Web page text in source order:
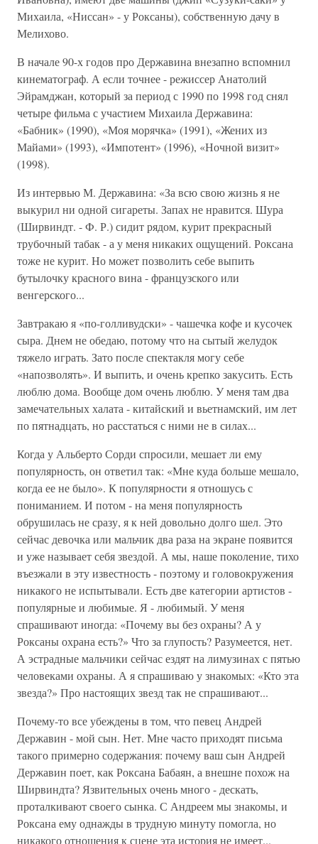
Михаила, «Ниссан» - у Роксаны), собственную дачу в
Мелихово.
В начале 90-х годов про Державина внезапно вспомнил
кинематограф. А если точнее - режиссер Анатолий
Эйрамджан, который за период с 1990 по 1998 год снял
четыре фильма с участием Михаила Державина:
«Бабник» (1990), «Моя морячка» (1991), «Жених из
Майами» (1993), «Импотент» (1996), «Ночной визит»
(1998).
Из интервью М. Державина: «За всю свою жизнь я не
выкурил ни одной сигареты. Запах не нравится. Шура
(Ширвиндт. - Ф. Р.) сидит рядом, курит прекрасный
трубочный табак - а у меня никаких ощущений. Роксана
тоже не курит. Но может позволить себе выпить
бутылочку красного вина - французского или
венгерского...
Завтракаю я «по-голливудски» - чашечка кофе и кусочек
сыра. Днем не обедаю, потому что на сытый желудок
тяжело играть. Зато после спектакля могу себе
«напозволять». И выпить, и очень крепко закусить. Есть
люблю дома. Вообще дом очень люблю. У меня там два
замечательных халата - китайский и вьетнамский, им лет
по пятнадцать, но расстаться с ними не в силах...
Когда у Альберто Сорди спросили, мешает ли ему
популярность, он ответил так: «Мне куда больше мешало,
когда ее не было». К популярности я отношусь с
пониманием. И потом - на меня популярность
обрушилась не сразу, я к ней довольно долго шел. Это
сейчас девочка или мальчик два раза на экране появится
и уже называет себя звездой. А мы, наше поколение, тихо
въезжали в эту известность - поэтому и головокружения
никакого не испытывали. Есть две категории артистов -
популярные и любимые. Я - любимый. У меня
спрашивают иногда: «Почему вы без охраны? А у
Роксаны охрана есть?» Что за глупость? Разумеется, нет.
А эстрадные мальчики сейчас ездят на лимузинах с пятью
человеками охраны. А я спрашиваю у знакомых: «Кто эта
звезда?» Про настоящих звезд так не спрашивают...
Почему-то все убеждены в том, что певец Андрей
Державин - мой сын. Нет. Мне часто приходят письма
такого примерно содержания: почему ваш сын Андрей
Державин поет, как Роксана Бабаян, а внешне похож на
Ширвиндта? Язвительных очень много - дескать,
проталкивают своего сынка. С Андреем мы знакомы, и
Роксана ему однажды в трудную минуту помогла, но
никакого отношения к сцене эта история не имеет...